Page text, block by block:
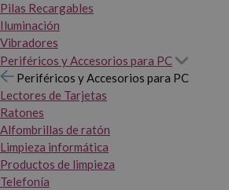
Pilas Recargables
Iluminación
Vibradores
Periféricos y Accesorios para PC
Periféricos y Accesorios para PC
Lectores de Tarjetas
Ratones
Alfombrillas de ratón
Limpieza informática
Productos de limpieza
Telefonía